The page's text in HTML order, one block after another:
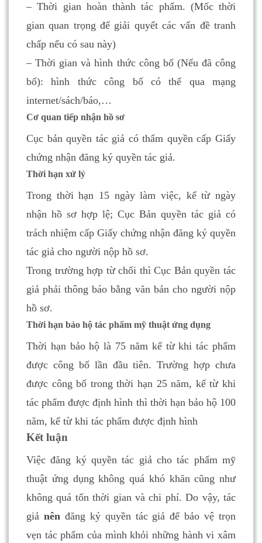
– Thời gian hoàn thành tác phẩm. (Mốc thời
gian quan trọng để giải quyết các vấn đề tranh
chấp nếu có sau này)
– Thời gian và hình thức công bố (Nếu đã công
bố): hình thức công bố có thể qua mạng
internet/sách/báo,…
Cơ quan tiếp nhận hồ sơ
Cục bản quyền tác giả có thẩm quyền cấp Giấy
chứng nhận đăng ký quyền tác giả.
Thời hạn xử lý
Trong thời hạn 15 ngày làm việc, kể từ ngày
nhận hồ sơ hợp lệ; Cục Bản quyền tác giả có
trách nhiệm cấp Giấy chứng nhận đăng ký quyền
tác giả cho người nộp hồ sơ.
Trong trường hợp từ chối thì Cục Bản quyền tác
giả phải thông báo bằng văn bản cho người nộp
hồ sơ.
Thời hạn bảo hộ tác phẩm mỹ thuật ứng dụng
Thời hạn bảo hộ là 75 năm kể từ khi tác phẩm
được công bố lần đầu tiên. Trường hợp chưa
được công bố trong thời hạn 25 năm, kể từ khi
tác phẩm được định hình thì thời hạn bảo hộ 100
năm, kể từ khi tác phẩm được định hình
Kết luận
Việc đăng ký quyền tác giả cho tác phẩm mỹ
thuật ứng dụng không quá khó khăn cũng như
không quá tốn thời gian và chi phí. Do vậy, tác
giả nên đăng ký quyền tác giả để bảo vệ trọn
vẹn tác phẩm của mình khỏi những hành vi xâm